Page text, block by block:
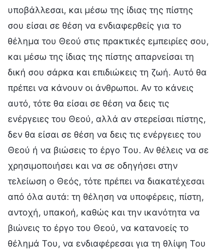
υποβάλλεσαι, και μέσω της ίδιας της πίστης
σου είσαι σε θέση να ενδιαφερθείς για το
θέλημα του Θεού στις πρακτικές εμπειρίες σου,
και μέσω της ίδιας της πίστης απαρνείσαι τη
δική σου σάρκα και επιδιώκεις τη ζωή. Αυτό θα
πρέπει να κάνουν οι άνθρωποι. Αν το κάνεις
αυτό, τότε θα είσαι σε θέση να δεις τις
ενέργειες του Θεού, αλλά αν στερείσαι πίστης,
δεν θα είσαι σε θέση να δεις τις ενέργειες του
Θεού ή να βιώσεις το έργο Του. Αν θέλεις να σε
χρησιμοποιήσει και να σε οδηγήσει στην
τελείωση ο Θεός, τότε πρέπει να διακατέχεσαι
από όλα αυτά: τη θέληση να υποφέρεις, πίστη,
αντοχή, υπακοή, καθώς και την ικανότητα να
βιώνεις το έργο του Θεού, να κατανοείς το
θέλημά Του, να ενδιαφέρεσαι για τη θλίψη Του